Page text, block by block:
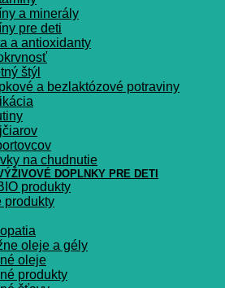
a minerály
pre deti
a antioxidanty
štýl
a bezlaktózové potraviny
na chudnutie
DOPLNKY PRE DETI
produkty
produkty
oleje a gély
oleje
produkty